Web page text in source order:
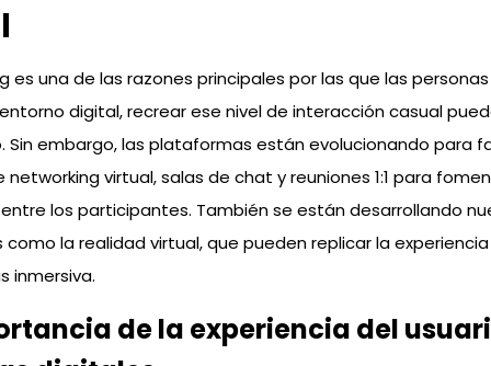
es una de las razones principales por las que las
entorno digital, recrear ese nivel de interacción casual
Sin embargo, las plataformas están evolucionando para
networking virtual, salas de chat y reuniones 1:1 para
los participantes. También se están desarrollando
la realidad virtual, que pueden replicar la
inmersiva.
de la experiencia del